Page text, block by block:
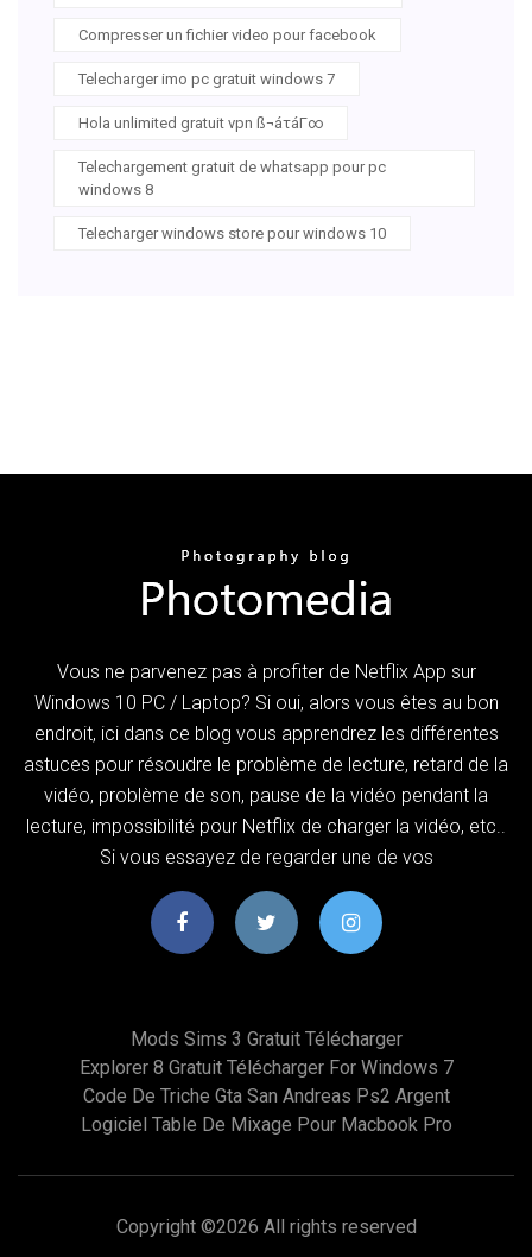
Compresser un fichier video pour facebook
Telecharger imo pc gratuit windows 7
Hola unlimited gratuit vpn ß¬áτáΓ∞
Telechargement gratuit de whatsapp pour pc
windows 8
Telecharger windows store pour windows 10
Vous ne parvenez pas à profiter de Netflix App sur
Windows 10 PC / Laptop? Si oui, alors vous êtes au bon
endroit, ici dans ce blog vous apprendrez les différentes
astuces pour résoudre le problème de lecture, retard de la
vidéo, problème de son, pause de la vidéo pendant la
lecture, impossibilité pour Netflix de charger la vidéo, etc..
Si vous essayez de regarder une de vos
Mods Sims 3 Gratuit Télécharger
Explorer 8 Gratuit Télécharger For Windows 7
Code De Triche Gta San Andreas Ps2 Argent
Logiciel Table De Mixage Pour Macbook Pro
Copyright ©2026 All rights reserved